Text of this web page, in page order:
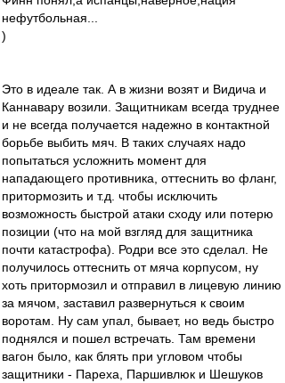
нефутбольная...
)
Это в идеале так. А в жизни возят и Видича и
Каннавару возили. Защитникам всегда труднее
и не всегда получается надежно в контактной
борьбе выбить мяч. В таких случаях надо
попытаться усложнить момент для
нападающего противника, оттеснить во фланг,
притормозить и т.д. чтобы исключить
возможность быстрой атаки сходу или потерю
позиции (что на мой взгляд для защитника
почти катастрофа). Родри все это сделал. Не
получилось оттеснить от мяча корпусом, ну
хоть притормозил и отправил в лицевую линию
за мячом, заставил развернуться к своим
воротам. Ну сам упал, бывает, но ведь быстро
поднялся и пошел встречать. Там времени
вагон было, как блять при угловом чтобы
защитники - Пареха, Паршивлюк и Шешуков